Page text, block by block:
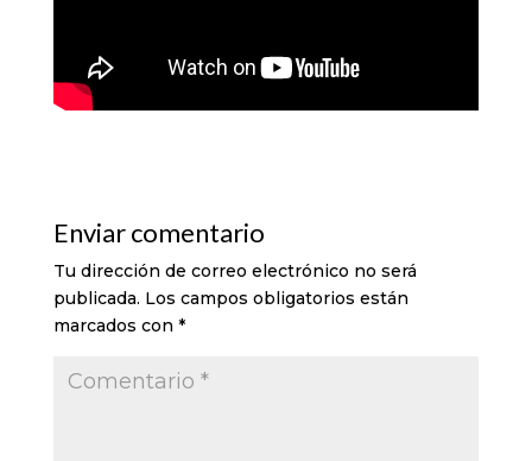
Enviar comentario
Tu dirección de correo electrónico no será
publicada. Los campos obligatorios están
marcados con *